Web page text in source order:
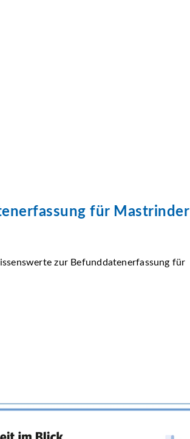
für Mastrinder
zur Befunddatenerfassung für